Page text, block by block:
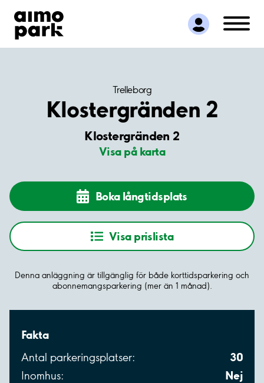
Hitta parkering
Samarbete
Kundservice
Trelleborg
Klostergränden 2
Klostergränden 2
Visa på karta
Boka långtidsplats
Visa prislista
Denna anläggning är tillgänglig för både korttidsparkering och
abonnemangsparkering (mer än 1 månad).
Fakta
Antal parkeringsplatser: 30
Inomhus: Nej